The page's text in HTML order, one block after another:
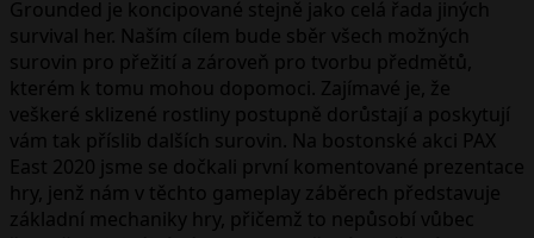
Grounded je koncipované stejně jako celá řada jiných
survival her. Naším cílem bude sběr všech možných
surovin pro přežití a zároveň pro tvorbu předmětů,
kterém k tomu mohou dopomoci. Zajímavé je, že
veškeré sklizené rostliny postupně dorůstají a poskytují
vám tak příslib dalších surovin. Na bostonské akci PAX
East 2020 jsme se dočkali první komentované prezentace
hry, jenž nám v těchto gameplay záběrech představuje
základní mechaniky hry, přičemž to nepůsobí vůbec